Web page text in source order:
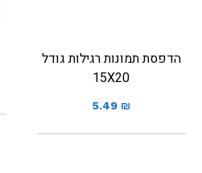
הדפסת תמונות רגילות גודל
15X20
5.49 ₪